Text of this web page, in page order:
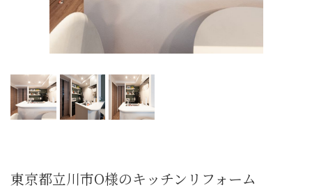
東京都立川市O様のキッチンリフォーム